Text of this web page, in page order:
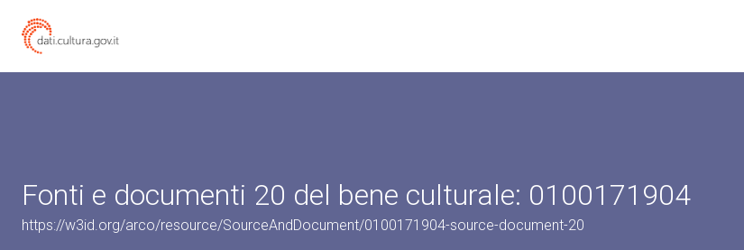
Fonti e documenti 20 del bene culturale: 0100171904
https://w3id.org/arco/resource/SourceAndDocument/0100171904-source-document-20